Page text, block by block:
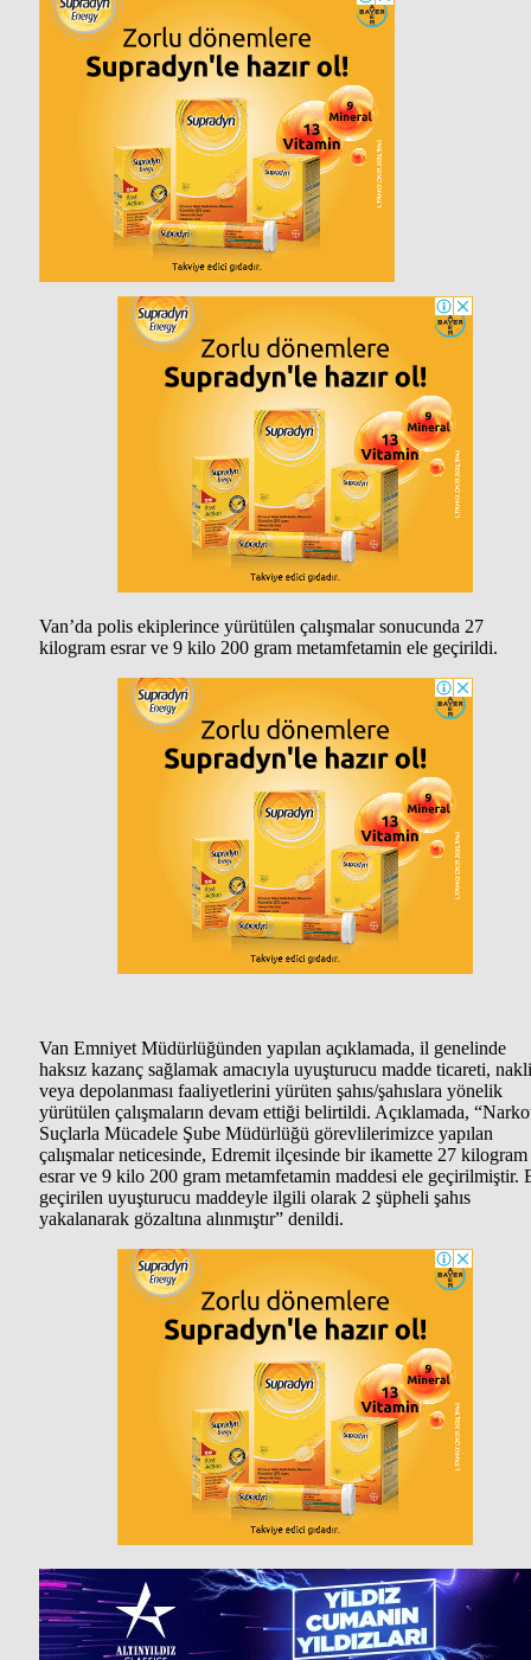
Van’da polis ekiplerince yürütülen çalışmalar sonucunda 27
kilogram esrar ve 9 kilo 200 gram metamfetamin ele geçirildi.
Van Emniyet Müdürlüğünden yapılan açıklamada, il genelinde
haksız kazanç sağlamak amacıyla uyuşturucu madde ticareti, nakli
veya depolanması faaliyetlerini yürüten şahıs/şahıslara yönelik
yürütülen çalışmaların devam ettiği belirtildi. Açıklamada,
Suçlarla Mücadele Şube Müdürlüğü görevlilerimizce yapılan
çalışmalar neticesinde, Edremit ilçesinde bir ikamette 27 kilogram
esrar ve 9 kilo 200 gram metamfetamin maddesi ele geçirilmiştir.
geçirilen uyuşturucu maddeyle ilgili olarak 2 şüpheli şahıs
yakalanarak gözaltına alınmıştır” denildi.